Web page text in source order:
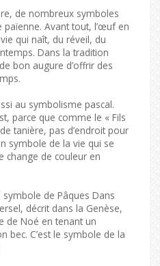
de nombreux symboles
païenne. Avant tout, l’œuf en
qui naît, du réveil, du
Dans la tradition
bon augure d’offrir des
au symbolisme pascal.
parce que comme le « Fils
tanière, pas d’endroit pour
symbole de la vie qui se
change de couleur en
de Pâques Dans
décrit dans la Genèse,
de Noé en tenant un
bec. C’est le symbole de la